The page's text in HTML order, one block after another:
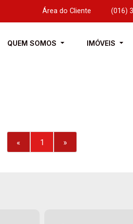
Área do Cliente (016)
QUEM SOMOS IMÓVEIS
« 1 »